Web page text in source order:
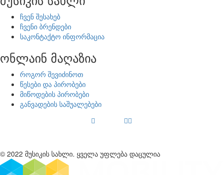
ჩვენ შესახებ
ჩვენი ბრენდები
საკონტაქტო ინფორმაცია
ონლაინ მაღაზია
როგორ შევიძინოთ
წესები და პირობები
მიწოდების პირობები
განვადების საშუალებები
© 2022 მუსიკის სახლი. ყველა უფლება დაცულია